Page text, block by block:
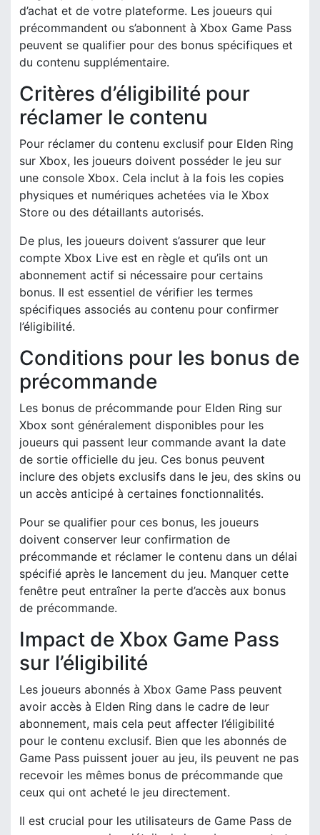
d’achat et de votre plateforme. Les joueurs qui
précommandent ou s’abonnent à Xbox Game Pass
peuvent se qualifier pour des bonus spécifiques et
du contenu supplémentaire.
Critères d’éligibilité pour
réclamer le contenu
Pour réclamer du contenu exclusif pour Elden Ring
sur Xbox, les joueurs doivent posséder le jeu sur
une console Xbox. Cela inclut à la fois les copies
physiques et numériques achetées via le Xbox
Store ou des détaillants autorisés.
De plus, les joueurs doivent s’assurer que leur
compte Xbox Live est en règle et qu’ils ont un
abonnement actif si nécessaire pour certains
bonus. Il est essentiel de vérifier les termes
spécifiques associés au contenu pour confirmer
l’éligibilité.
Conditions pour les bonus de
précommande
Les bonus de précommande pour Elden Ring sur
Xbox sont généralement disponibles pour les
joueurs qui passent leur commande avant la date
de sortie officielle du jeu. Ces bonus peuvent
inclure des objets exclusifs dans le jeu, des skins ou
un accès anticipé à certaines fonctionnalités.
Pour se qualifier pour ces bonus, les joueurs
doivent conserver leur confirmation de
précommande et réclamer le contenu dans un délai
spécifié après le lancement du jeu. Manquer cette
fenêtre peut entraîner la perte d’accès aux bonus
de précommande.
Impact de Xbox Game Pass
sur l’éligibilité
Les joueurs abonnés à Xbox Game Pass peuvent
avoir accès à Elden Ring dans le cadre de leur
abonnement, mais cela peut affecter l’éligibilité
pour le contenu exclusif. Bien que les abonnés de
Game Pass puissent jouer au jeu, ils peuvent ne pas
recevoir les mêmes bonus de précommande que
ceux qui ont acheté le jeu directement.
Il est crucial pour les utilisateurs de Game Pass de